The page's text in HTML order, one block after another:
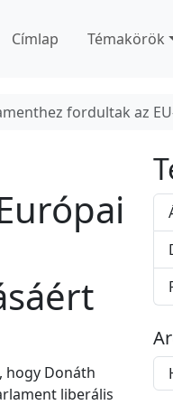
Címlap Témakörök
fordultak az
hogy Donáth
liberális
r